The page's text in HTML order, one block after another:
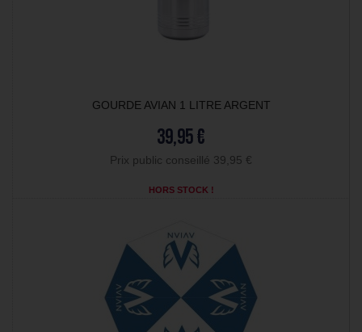
GOURDE AVIAN 1 LITRE ARGENT
39,95 €
Prix public conseillé 39,95 €
HORS STOCK !